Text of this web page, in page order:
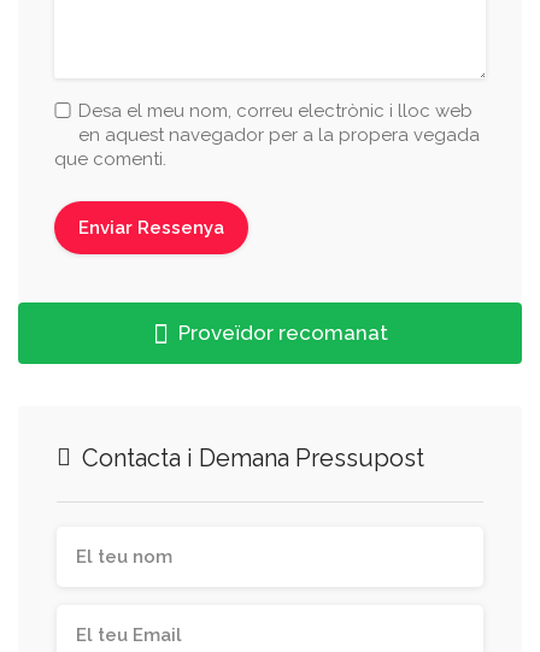
Desa el meu nom, correu electrònic i lloc web
en aquest navegador per a la propera vegada
que comenti.
Proveïdor recomanat
Contacta i Demana Pressupost